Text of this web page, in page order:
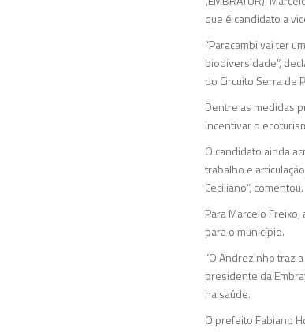
que é candidato a
“Paracambi vai ter
biodiversidade”,
do Circuito Serra de
Dentre as medidas
incentivar o
O candidato ainda
trabalho e
Ceciliano”, comentou.
Para Marcelo
para o município.
“O Andrezinho traz
presidente da
na saúde.
O prefeito Fabiano